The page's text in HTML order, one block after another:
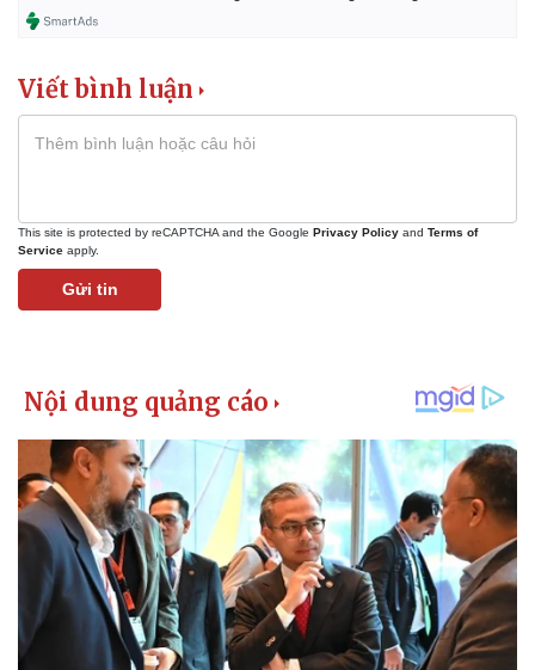
Viết bình luận
This site is protected by reCAPTCHA and the Google Privacy Policy and Terms of
Service apply.
Gửi tin